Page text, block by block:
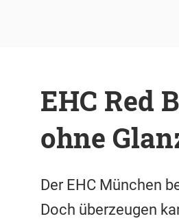
EHC Red
ohne
Der EHC München
Doch überzeugen